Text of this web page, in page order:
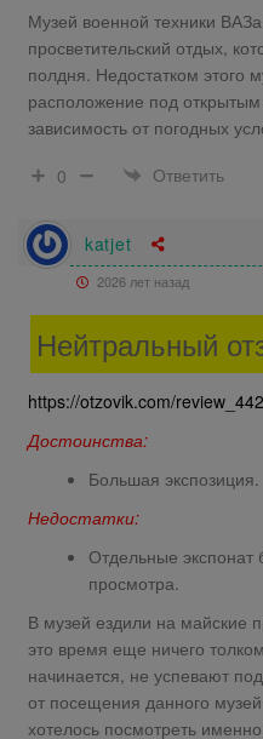
Музей военной техники
просветительский отдых,
полдня. Недостатком этого
расположение под
зависимость от погодных
0
Ответить
katjet
2026 лет назад
Нейтральный
https://otzovik.com/
Достоинства:
Большая экспозиция.
Недостатки:
Отдельные
просмотра.
В музей ездили на майские
это время еще ничего
начинается, не успевают
от посещения данного
хотелось посмотреть